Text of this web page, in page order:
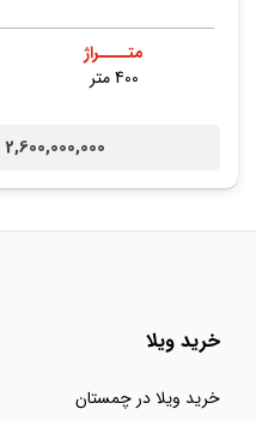
متــــراژ
400 متر
2,600,000,000 تومان /
خرید ویلا
خرید ویلا در چمستان